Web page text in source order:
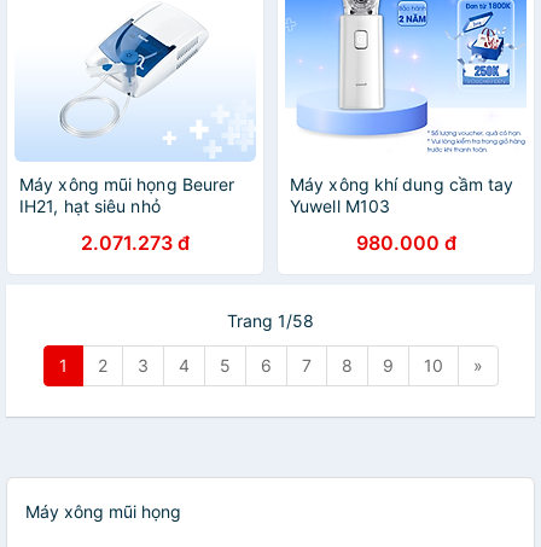
Máy xông mũi họng Beurer
IH21, hạt siêu nhỏ
2.071.273 đ
Máy xông khí dung cầm tay
Yuwell M103
980.000 đ
Trang 1/58
1 2 3 4 5 6 7 8 9 10 »
Máy xông mũi họng